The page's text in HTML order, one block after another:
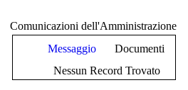
Comunicazioni dell'Amministrazione
Messaggio
Documenti
Nessun Record Trovato